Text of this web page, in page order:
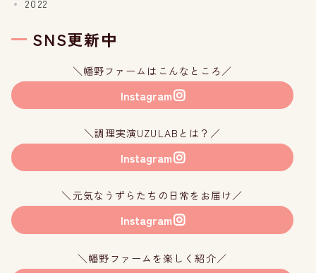
2022
SNS更新中
＼幡野ファームはこんなところ／
Instagram
＼調理実演UZULABとは？／
Instagram
＼元気なうずらたちの日常をお届け／
Instagram
＼幡野ファームを楽しく紹介／